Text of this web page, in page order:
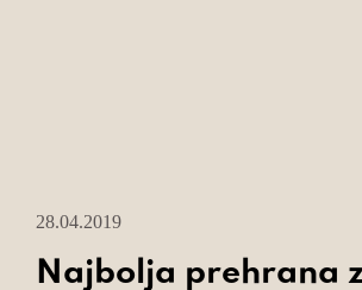
28.04.2019
Najbolja prehrana